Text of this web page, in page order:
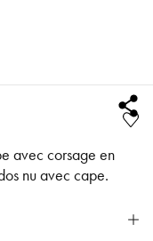
avec corsage en
nu avec cape.